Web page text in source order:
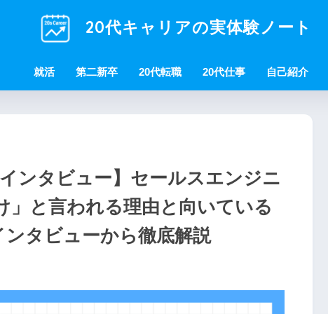
20代キャリアの実体験ノート
就活 第二新卒 20代転職 20代仕事 自己紹介
ンタビュー】セールスエンジニ
」と言われる理由と向いている
ンタビューから徹底解説